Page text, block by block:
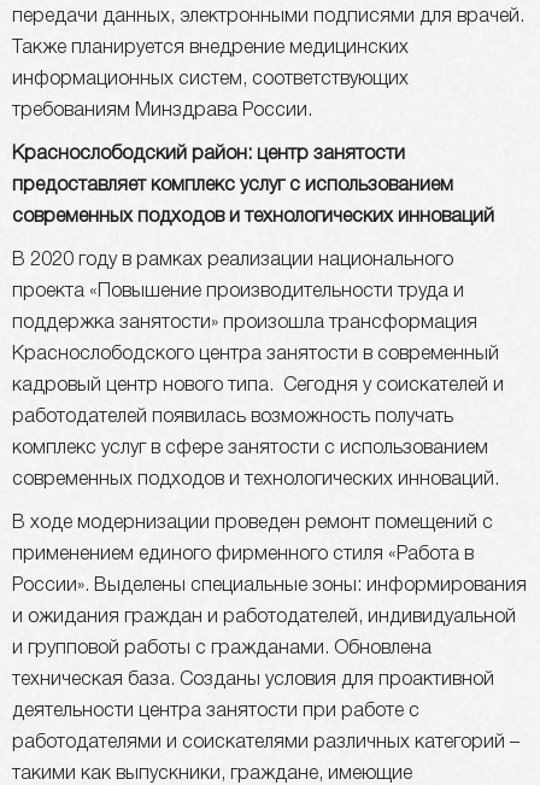
передачи данных, электронными подписями для врачей.
Также планируется внедрение медицинских
информационных систем, соответствующих
требованиям Минздрава России.
Краснослободский район: центр занятости
предоставляет комплекс услуг с использованием
современных подходов и технологических инноваций
В 2020 году в рамках реализации национального
проекта «Повышение производительности труда и
поддержка занятости» произошла трансформация
Краснослободского центра занятости в современный
кадровый центр нового типа. Сегодня у соискателей и
работодателей появилась возможность получать
комплекс услуг в сфере занятости с использованием
современных подходов и технологических инноваций.
В ходе модернизации проведен ремонт помещений с
применением единого фирменного стиля «Работа в
России». Выделены специальные зоны: информирования
и ожидания граждан и работодателей, индивидуальной
и групповой работы с гражданами. Обновлена
техническая база. Созданы условия для проактивной
деятельности центра занятости при работе с
работодателями и соискателями различных категорий –
такими как выпускники, граждане, имеющие